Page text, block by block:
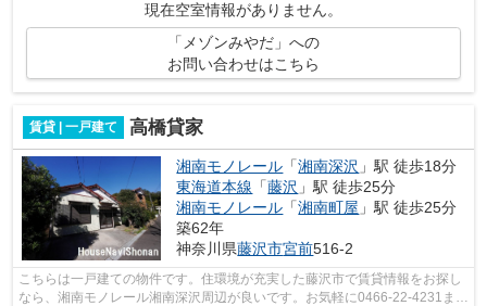
現在空室情報がありません。
「メゾンみやだ」への
お問い合わせはこちら
賃貸 | 一戸建て 高橋貸家
湘南モノレール 「湘南深沢 」駅 徒歩18分
東海道本線 「藤沢 」駅 徒歩25分
湘南モノレール 「湘南町屋 」駅 徒歩25分
築62年
神奈川県藤沢市宮前516-2
こちらは一戸建ての物件です。住環境が充実した藤沢市で賃貸情報をお探し
なら、湘南モノレール湘南深沢周辺が良いです。お気軽に0466-22-4231まで